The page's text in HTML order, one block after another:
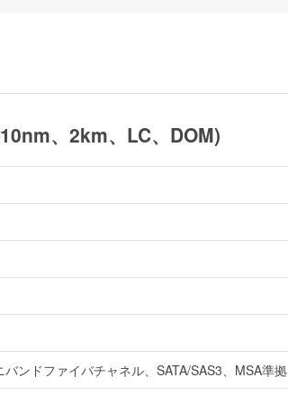
、2km、LC、DOM)
ンドファイバチャネル、SATA/SAS3、MSA準拠